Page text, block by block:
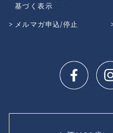
基づく表示
メルマガ申込/停止